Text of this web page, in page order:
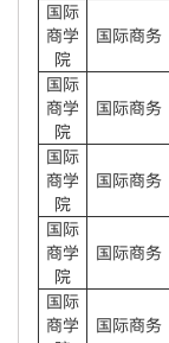
国际
商学
院
国际商务
国际
商学
院
国际商务
国际
商学
院
国际商务
国际
商学
院
国际商务
国际
商学
国际商务